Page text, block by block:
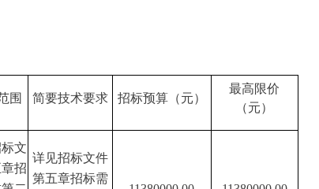
围 简要技术要求 招标预算（元）
最高限价
（元）
文
招
详见招标文件
第五章招标需